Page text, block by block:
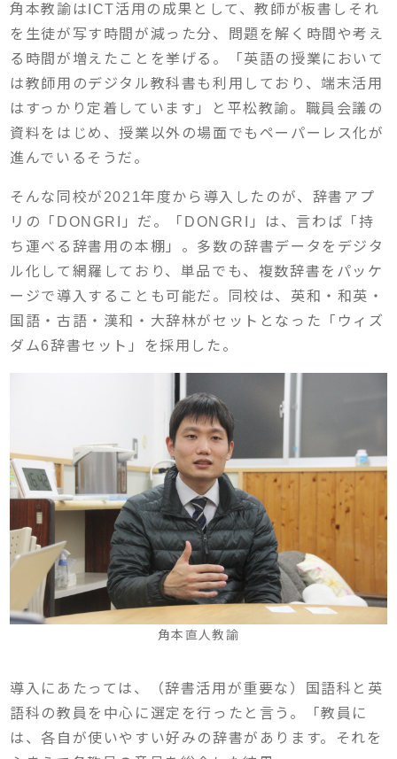
角本教諭はICT活用の成果として、教師が板書しそれ
を生徒が写す時間が減った分、問題を解く時間や考え
る時間が増えたことを挙げる。「英語の授業において
は教師用のデジタル教科書も利用しており、端末活用
はすっかり定着しています」と平松教諭。職員会議の
資料をはじめ、授業以外の場面でもペーパーレス化が
進んでいるそうだ。
そんな同校が2021年度から導入したのが、辞書アプ
リの「DONGRI」だ。「DONGRI」は、言わば「持
ち運べる辞書用の本棚」。多数の辞書データをデジタ
ル化して網羅しており、単品でも、複数辞書をパッケ
ージで導入することも可能だ。同校は、英和・和英・
国語・古語・漢和・大辞林がセットとなった「ウィズ
ダム6辞書セット」を採用した。
角本直人教諭
導入にあたっては、（辞書活用が重要な）国語科と英
語科の教員を中心に選定を行ったと言う。「教員に
は、各自が使いやすい好みの辞書があります。それを